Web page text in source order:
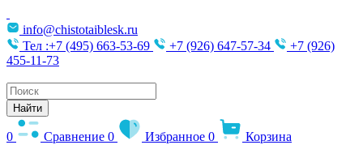
info@chistotaiblesk.ru
Тел :+7 (495) 663-53-69
+7 (926) 647-57-34
+7 (926)
455-11-73
Поиск
товаров
Найти
0 Сравнение 0 Избранное 0
Корзина